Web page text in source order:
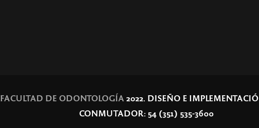
FACULTAD DE ODONTOLOGÍA 2022. DISEÑO E
CONMUTADOR: 54 (351) 535-3600